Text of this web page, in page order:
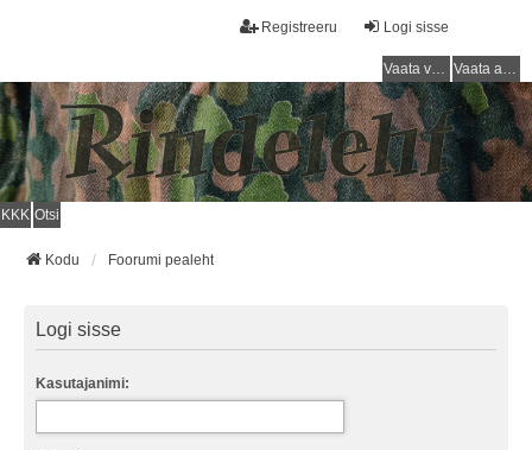
Logi sisse
Registreeru
Vaata vastamata teemasi Vaata aktiivseid teemasid
KKK Otsi
Kodu Foorumi pealeht
Logi sisse
Kasutajanimi: